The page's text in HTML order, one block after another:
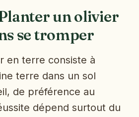
un olivier
se tromper
en terre consiste à
terre dans un sol
de préférence au
dépend surtout du